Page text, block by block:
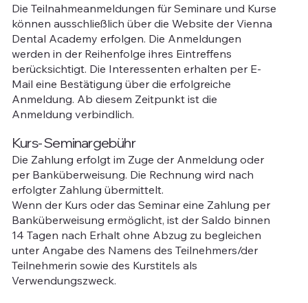
Die Teilnahmeanmeldungen für Seminare und Kurse
können ausschließlich über die Website der Vienna
Dental Academy erfolgen. Die Anmeldungen
werden in der Reihenfolge ihres Eintreffens
berücksichtigt. Die Interessenten erhalten per E-
Mail eine Bestätigung über die erfolgreiche
Anmeldung. Ab diesem Zeitpunkt ist die
Anmeldung verbindlich.
Kurs- Seminargebühr
Die Zahlung erfolgt im Zuge der Anmeldung oder
per Banküberweisung. Die Rechnung wird nach
erfolgter Zahlung übermittelt.
Wenn der Kurs oder das Seminar eine Zahlung per
Banküberweisung ermöglicht, ist der Saldo binnen
14 Tagen nach Erhalt ohne Abzug zu begleichen
unter Angabe des Namens des Teilnehmers/der
Teilnehmerin sowie des Kurstitels als
Verwendungszweck.